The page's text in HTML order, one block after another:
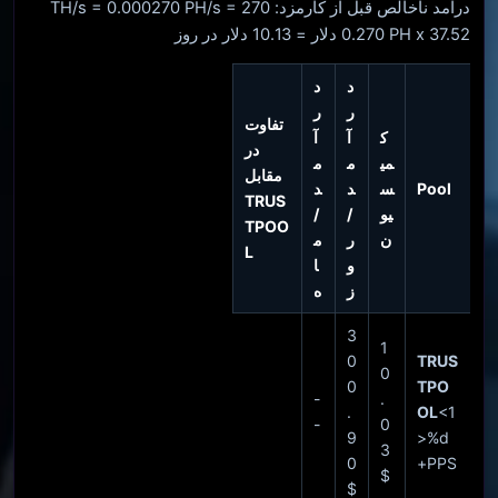
درآمد ناخالص قبل از کارمزد: 270 TH/s = 0.000270 PH/s =
0.270 PH x 37.52 دلار = 10.13 دلار در روز
Pool
ک
می
س
یو
ن
د
ر
آ
م
د
/
ر
و
ز
د
ر
آ
م
د
/
م
ا
ه
تفاوت
در
مقابل
TRUS
TPOO
L
TRUS
TPO
OL<1
>%d
PPS+
1
0
.
0
3
$
3
0
0
.
9
0
$
-
-